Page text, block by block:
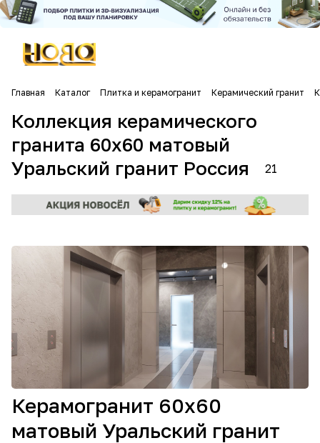
Главная Каталог Плитка и керамогранит Керамический гранит
Коллекция керамического
гранита 60х60 матовый
Уральский гранит Россия
21
Керамогранит 60х60
матовый Уральский гранит